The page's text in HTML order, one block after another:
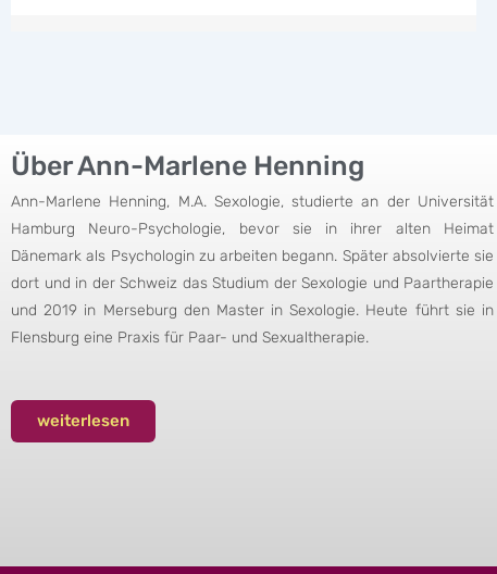
Über Ann-Marlene Henning
Ann-Marlene Henning, M.A. Sexologie, studierte an der Universität
Hamburg Neuro-Psychologie, bevor sie in ihrer alten Heimat
Dänemark als Psychologin zu arbeiten begann. Später absolvierte sie
dort und in der Schweiz das Studium der Sexologie und Paartherapie
und 2019 in Merseburg den Master in Sexologie. Heute führt sie in
Flensburg eine Praxis für Paar- und Sexualtherapie.
weiterlesen